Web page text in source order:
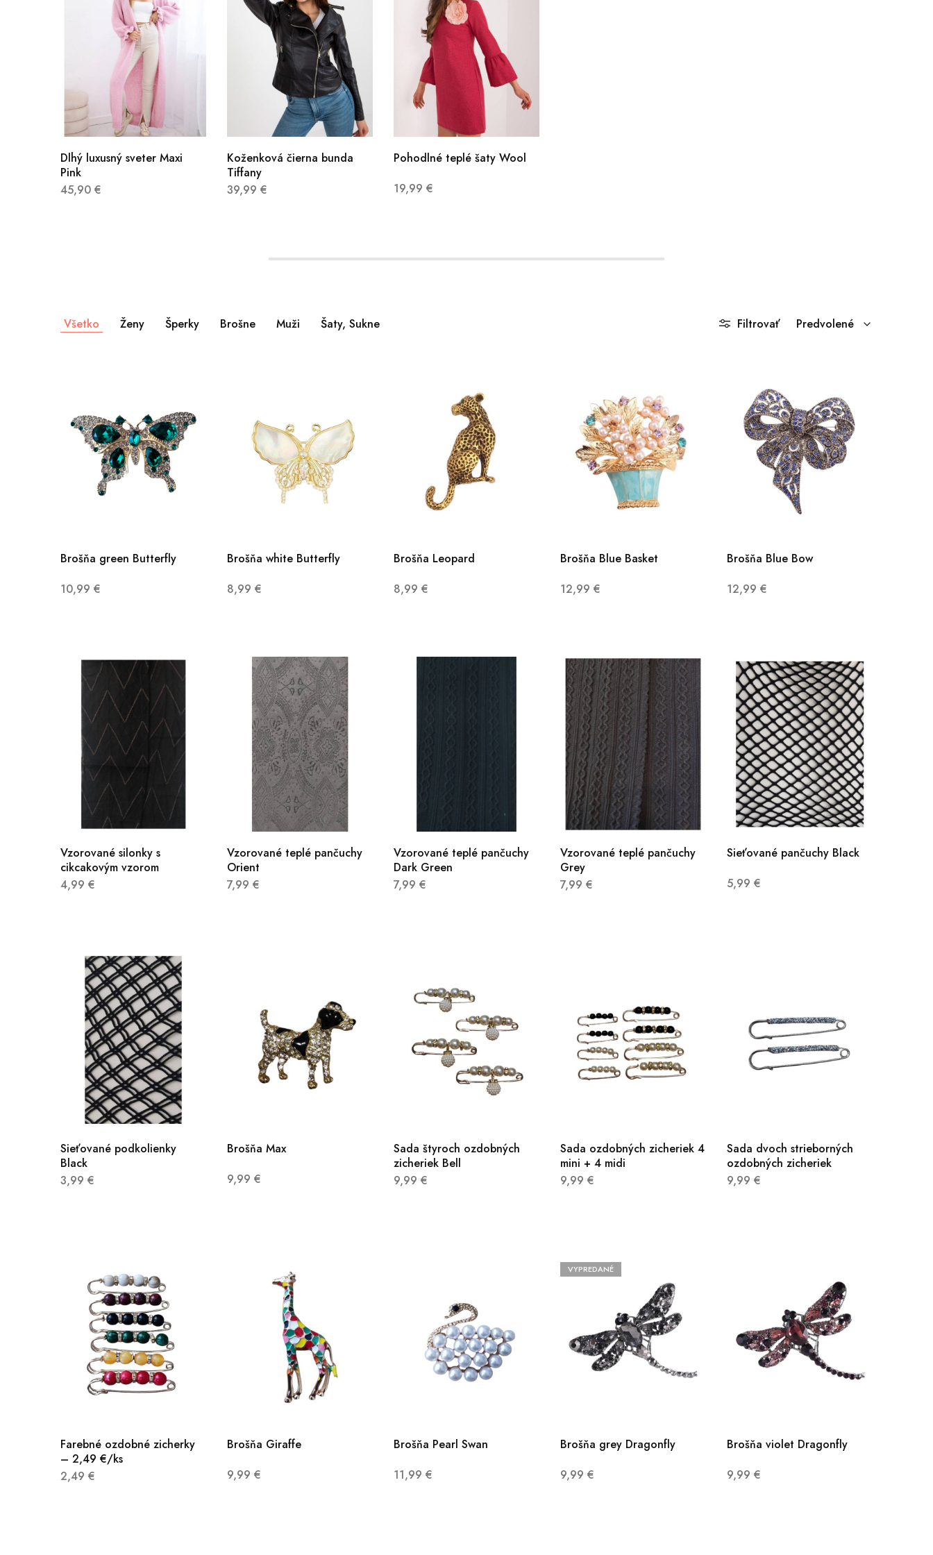
Dlhý luxusný sveter Maxi
Pink
45,90 €
Koženková čierna bunda
Tiffany
39,99 €
Pohodlné teplé šaty Wool
19,99 €
Všetko Ženy Šperky Brošne Muži Šaty, Sukne Filtrovať Predvolené
Brošňa green Butterfly
10,99 €
Brošňa white Butterfly
8,99 €
Brošňa Leopard
8,99 €
Brošňa Blue Basket
12,99 €
Brošňa Blue Bow
12,99 €
Vzorované silonky s
cikcakovým vzorom
4,99 €
Vzorované teplé pančuchy
Orient
7,99 €
Vzorované teplé pančuchy
Dark Green
7,99 €
Vzorované teplé pančuchy
Grey
7,99 €
Sieťované pančuchy Black
5,99 €
Sieťované podkolienky
Black
3,99 €
Brošňa Max
9,99 €
Sada štyroch ozdobných
zicheriek Bell
9,99 €
Sada ozdobných zicheriek 4
mini + 4 midi
9,99 €
Sada dvoch strieborných
ozdobných zicheriek
9,99 €
Farebné ozdobné zicherky
– 2,49 €/ks
2,49 €
Brošňa Giraffe
9,99 €
Brošňa Pearl Swan
11,99 €
VYPREDANÉ
Brošňa grey Dragonfly
9,99 €
Brošňa violet Dragonfly
9,99 €